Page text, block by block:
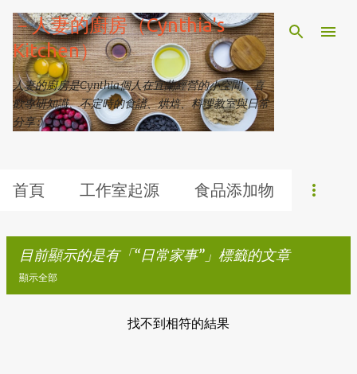
跳到主要內容
－人妻的廚房（Cynthia's
Kitchen）
人妻的廚房是Cynthia個人在宜蘭經營的小空間，喜
歡專研知識、不定時的食譜、烘焙、料理教室與日常
分享 :)
首頁 工作室起源 食品添加物
目前顯示的是有「 日常家事 」標籤的文章
顯示全部
找不到相符的結果